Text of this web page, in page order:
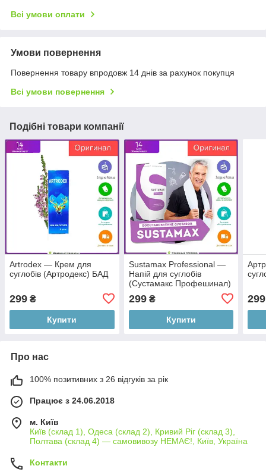
Всі умови оплати
Умови повернення
Повернення товару впродовж 14 днів за рахунок покупця
Всі умови повернення
Подібні товари компанії
Artrodex — Крем для
суглобів (Артродекс) БАД
299 ₴
Купити
Sustamax Professional —
Напій для суглобів
(Сустамакс Профешинал)
299₴
Купити
299
Про нас
100% позитивних з 26 відгуків за рік
Працює з 24.06.2018
м. Київ
Київ (склад 1), Одеса (склад 2), Кривий Ріг (склад 3),
Полтава (склад 4) — самовивозу НЕМАЄ!, Київ, Україна
Контакти